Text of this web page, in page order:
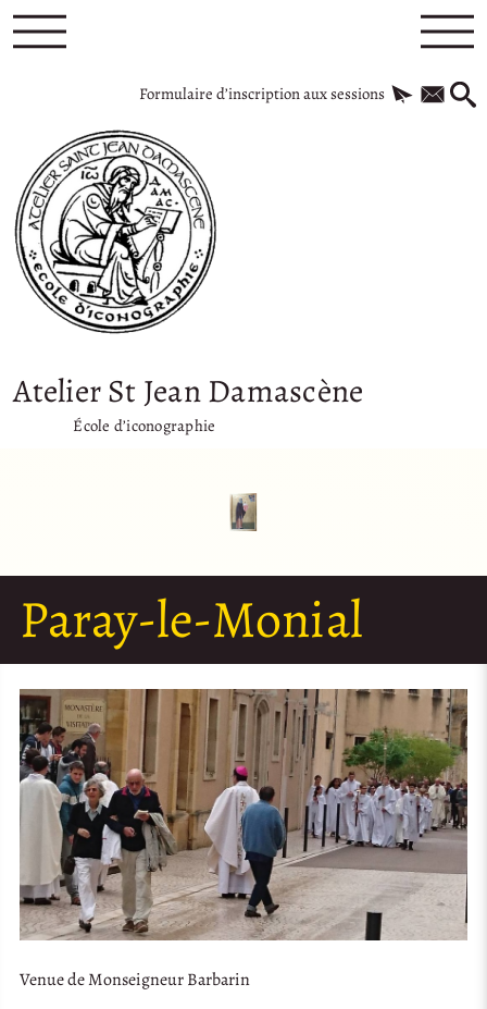
Formulaire d’inscription aux sessions
Atelier St Jean Damascène
École d’iconographie
Paray-le-Monial
Venue de Monseigneur Barbarin